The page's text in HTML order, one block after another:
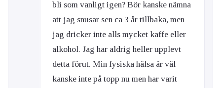
bli som vanligt igen? Bör kanske nämna
att jag snusar sen ca 3 år tillbaka, men
jag dricker inte alls mycket kaffe eller
alkohol. Jag har aldrig heller upplevt
detta förut. Min fysiska hälsa är väl
kanske inte på topp nu men har varit